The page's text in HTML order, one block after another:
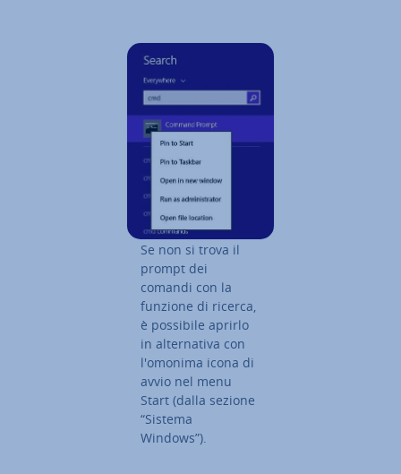
Se non si trova il
prompt dei
comandi con la
funzione di ricerca,
è possibile aprirlo
in al­ter­na­ti­va con
l'omonima icona di
avvio nel menu
Start (dalla sezione
“Sistema
Windows”).